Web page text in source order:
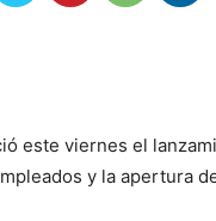
este viernes el
y la apertura